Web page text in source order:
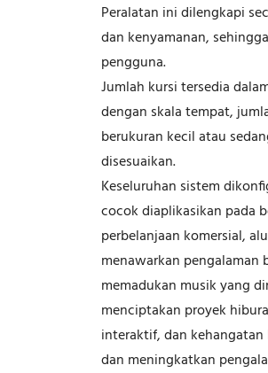
Peralatan ini dilengkapi
dan kenyamanan,
pengguna.
Jumlah kursi tersedia
dengan skala tempat,
berukuran kecil atau
disesuaikan.
Keseluruhan sistem
cocok diaplikasikan pada
perbelanjaan komersial,
menawarkan
memadukan musik yang
menciptakan proyek
interaktif, dan
dan meningkatkan